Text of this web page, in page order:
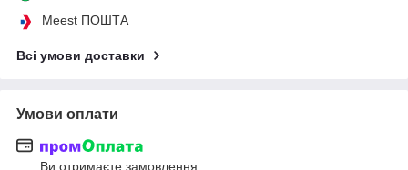
Meest ПОШТА
Всі умови доставки
Умови оплати
Ви отримаєте замовлення